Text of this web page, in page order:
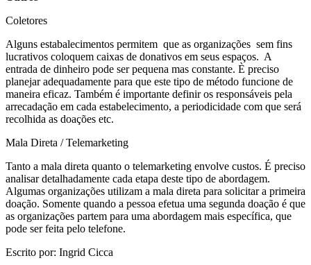
Coletores
Alguns estabalecimentos permitem que as organizações sem fins
lucrativos coloquem caixas de donativos em seus espaços. A
entrada de dinheiro pode ser pequena mas constante. È preciso
planejar adequadamente para que este tipo de método funcione de
maneira eficaz. Também é importante definir os responsáveis pela
arrecadação em cada estabelecimento, a periodicidade com que será
recolhida as doações etc.
Mala Direta / Telemarketing
Tanto a mala direta quanto o telemarketing envolve custos. É preciso
analisar detalhadamente cada etapa deste tipo de abordagem.
Algumas organizações utilizam a mala direta para solicitar a primeira
doação. Somente quando a pessoa efetua uma segunda doação é que
as organizações partem para uma abordagem mais específica, que
pode ser feita pelo telefone.
Escrito por: Ingrid Cicca